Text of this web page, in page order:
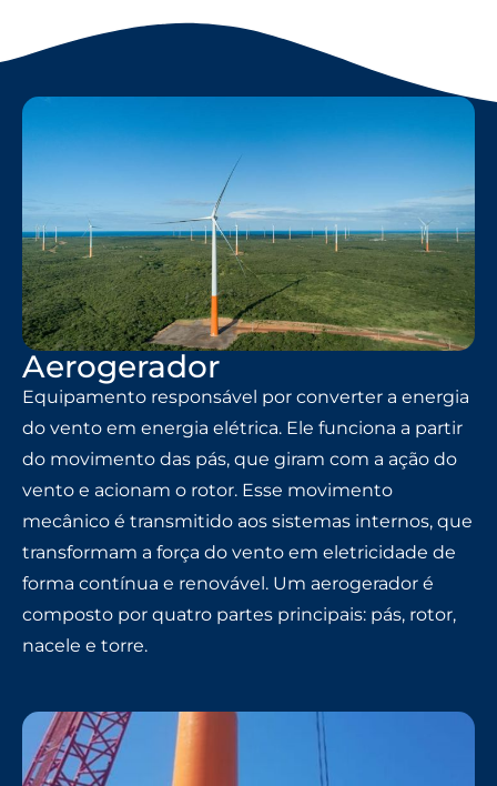
Aerogerador
Equipamento responsável por converter a energia
do vento em energia elétrica. Ele funciona a partir
do movimento das pás, que giram com a ação do
vento e acionam o rotor. Esse movimento
mecânico é transmitido aos sistemas internos, que
transformam a força do vento em eletricidade de
forma contínua e renovável. Um aerogerador é
composto por quatro partes principais: pás, rotor,
nacele e torre.